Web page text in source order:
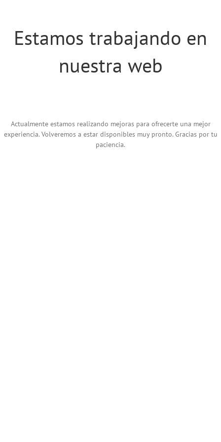
Estamos trabajando en
nuestra web
Actualmente estamos realizando mejoras para ofrecerte una mejor
experiencia. Volveremos a estar disponibles muy pronto. Gracias por tu
paciencia.